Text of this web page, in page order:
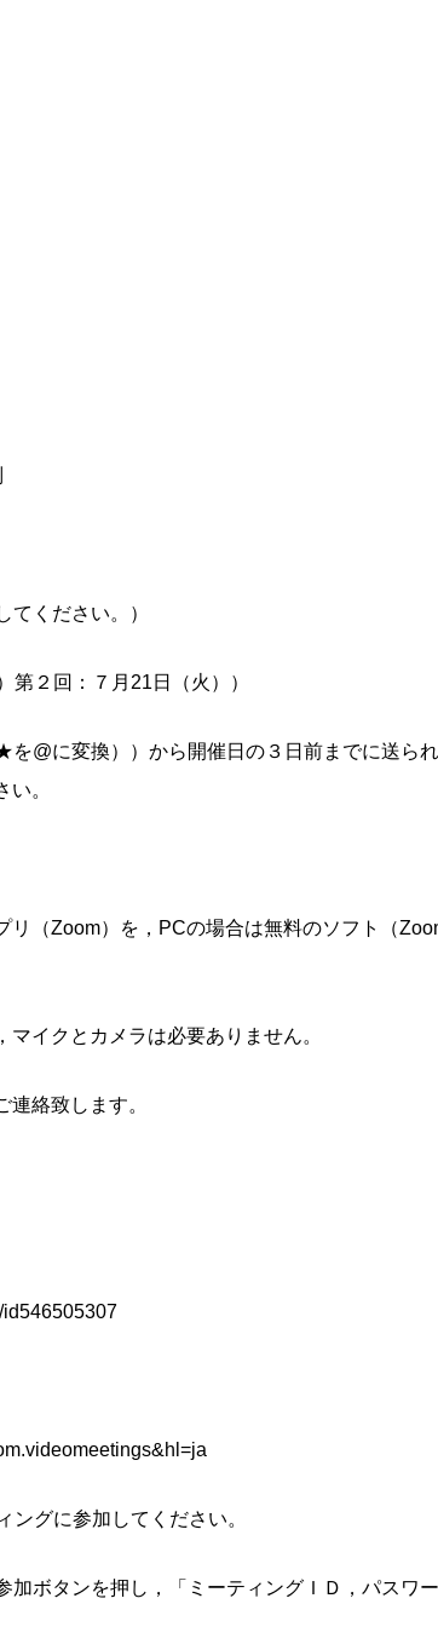
ください。）
２回：７月21日（火））
@に変換））から開催日の３日前までに送ら
。
（Zoom）を，PCの場合は無料のソフト（
イクとカメラは必要ありません。
絡致します。
id546505307
グに参加してください。
ボタンを押し，「ミーティングＩＤ，パスワ